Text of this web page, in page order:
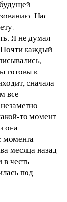
Нас
Я не думал
Почти каждый
готовы к
сначала
всё
то момент
она
момента
месяца назад
в честь
под